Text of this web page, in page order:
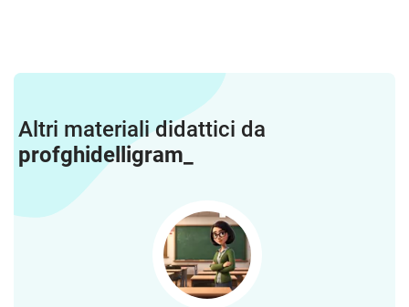
Altri materiali didattici da
profghidelligram_